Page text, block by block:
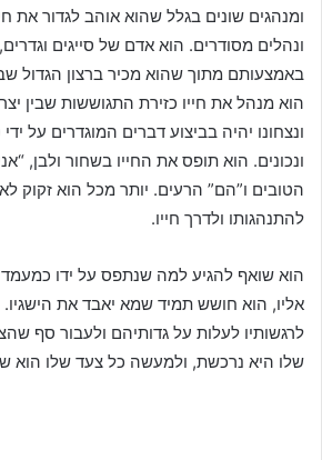
ומנהגים שונים בגלל שהוא אוהב לגדור את
ונהלים מסודרים. הוא אדם של סייגים
באמצעותם מתוך שהוא מכיר ברצון הגדול
הוא מנהל את חייו כזירת התגוששות שבין
ונצחונו יהיה בביצוע דברים המוגדרים על
ונכונים. הוא תופס את החייו בשחור ולבן,
הטובים ו”הם” הרעים. יותר מכל הוא זקוק
להתנהגותו ולדרך חייו.
הוא שואף להגיע למה שנתפס על ידו כמעמד
אליו, הוא חושש תמיד שמא יאבד את הישגיו.
לרגשותיו לעלות על גדותיהם ולעבור סף
שלו היא נרכשת, ולמעשה כל צעד שלו הוא